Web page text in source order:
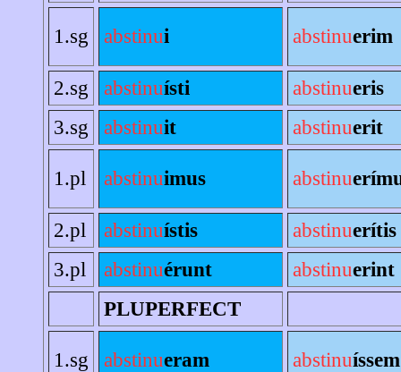
1.sg abstinui abstinuerim
2.sg abstinuísti abstinueris
3.sg
abstinuit abstinuerit
1.pl abstinuimus abstinu
2.pl abstinuístis abstinuerítis
3.pl
abstinuérunt abstinuerint
PLUPERFECT
1.sg abstinueram abstinuíssem